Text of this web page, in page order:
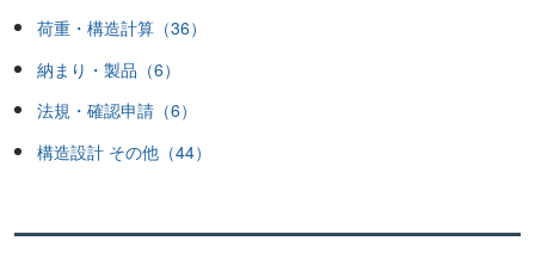
荷重・構造計算（36）
納まり・製品（6）
法規・確認申請（6）
構造設計 その他（44）